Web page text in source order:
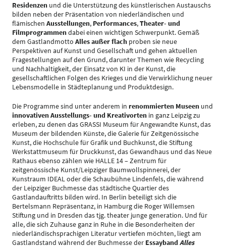
Residenzen und die Unterstützung des künstlerischen Austauschs
bilden neben der Präsentation von niederländischen und
flämischen Ausstellungen, Performances,Theater- und
Filmprogrammendabei einen wichtigen Schwerpunkt. Gemäß
dem Gastlandmotto Alles außer flach proben sie neue
Perspektiven auf Kunst und Gesellschaft und gehen aktuellen
Fragestellungen auf den Grund, darunter Themen wie Recycling
und Nachhaltigkeit, der Einsatz von KI in der Kunst, die
gesellschaftlichen Folgen des Krieges und die Verwirklichung neuer
Lebensmodelle in Städteplanung und Produktdesign.
Die Programme sind unter anderem in renommierten Museen und
innovativen Ausstellungs- und Kreativorten in ganz Leipzig zu
erleben, zu denen das GRASSI Museum für Angewandte Kunst, das
Museum der bildenden Künste, die Galerie für Zeitgenössische
Kunst, die Hochschule für Grafik und Buchkunst, die Stiftung
Werkstattmuseum für Druckkunst, das Gewandhaus und das Neue
Rathaus ebenso zählen wie HALLE 14 – Zentrum für
zeitgenössische Kunst/Leipziger Baumwollspinnerei, der
Kunstraum IDEAL oder die Schaubühne Lindenfels, die während
der Leipziger Buchmesse das städtische Quartier des
Gastlandauftritts bilden wird. In Berlin beteiligt sich die
Bertelsmann Repräsentanz, in Hamburg die Roger Willemsen
Stiftung und in Dresden das tjg. theater junge generation. Und für
alle, die sich Zuhause ganz in Ruhe in die Besonderheiten der
niederländischsprachigen Literatur vertiefen möchten, liegt am
Gastlandstand während der Buchmesse der EssaybandAlles